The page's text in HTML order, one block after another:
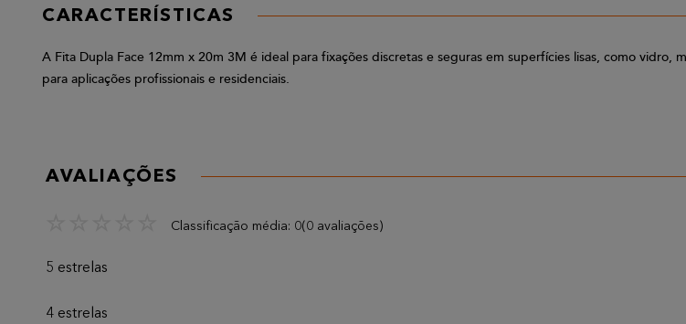
CARACTERÍSTICAS
A Fita Dupla Face 12mm x 20m 3M é ideal para fixações discretas e seguras em superfícies lisas, como vidro,
para aplicações profissionais e residenciais.
AVALIAÇÕES
Classificação média: 0(0 avaliações)
5 estrelas
4 estrelas